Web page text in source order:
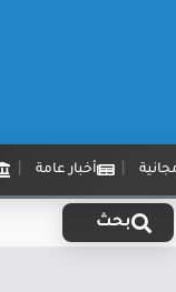
أخبار عامة
بحث